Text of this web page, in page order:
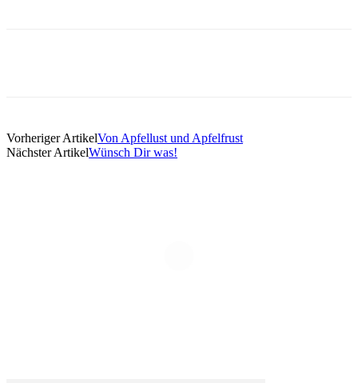
Vorheriger ArtikelVon Apfellust und Apfelfrust
Nächster ArtikelWünsch Dir was!